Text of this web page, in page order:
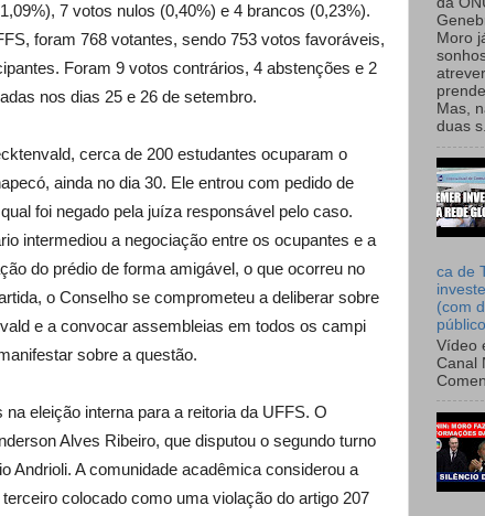
7 votos nulos (0,40%) e 4 brancos (0,23%).
foram 768 votantes, sendo 753 votos favoráveis,
Foram 9 votos contrários, 4 abstenções e 2
nos dias 25 e 26 de setembro.
cerca de 200 estudantes ocuparam o
ainda no dia 30. Ele entrou com pedido de
foi negado pela juíza responsável pelo caso.
intermediou a negociação entre os ocupantes e a
do prédio de forma amigável, o que ocorreu no
o Conselho se comprometeu a deliberar sobre
e a convocar assembleias em todos os campi
sobre a questão.
eleição interna para a reitoria da UFFS. O
Alves Ribeiro, que disputou o segundo turno
Andrioli. A comunidade acadêmica considerou a
colocado como uma violação do artigo 207
Moro
Mas,
duas
ca de
(com
Vídeo
Canal